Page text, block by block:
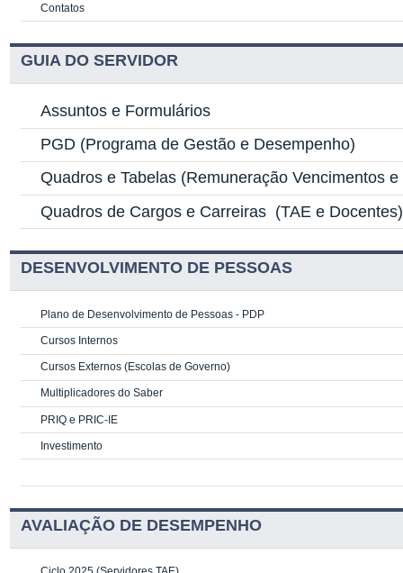
Contatos
GUIA DO SERVIDOR
Assuntos e Formulários
PGD (Programa de Gestão e Desempenho)
Quadros e Tabelas (Remuneração Vencimentos
Quadros de Cargos e Carreiras (TAE e Docentes)
DESENVOLVIMENTO DE PESSOAS
Plano de Desenvolvimento de Pessoas - PDP
Cursos Internos
Cursos Externos (Escolas de Governo)
Multiplicadores do Saber
PRIQ e PRIC-IE
Investimento
AVALIAÇÃO DE DESEMPENHO